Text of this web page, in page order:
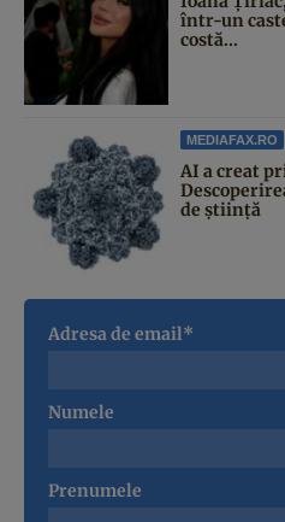
într-un
costă...
MEDIAFAX.RO
AI a creat
de știință
Adresa de email*
Numele
Prenumele